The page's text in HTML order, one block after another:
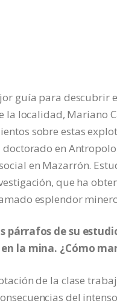
guía para descubrir
la localidad, Mariano
sobre estas
doctorado en
en Mazarrón.
que ha
esplendor
párrafos de su
la mina. ¿Cómo
de la clase
del